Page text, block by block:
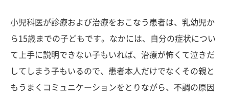
小児科医が診療および治療をおこなう患者は、乳幼児か
ら15歳までの子どもです。なかには、自分の症状につい
て上手に説明できない子もいれば、治療が怖くて泣きだ
してしまう子もいるので、患者本人だけでなくその親と
もうまくコミュニケーションをとりながら、不調の原因